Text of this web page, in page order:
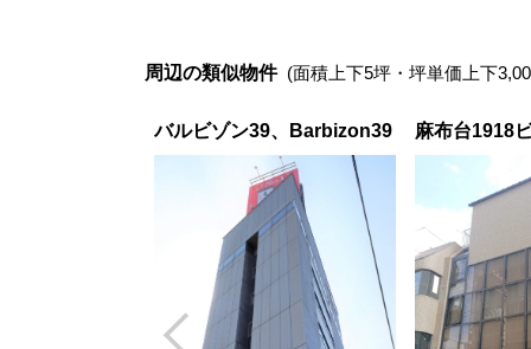
周辺の類似物件 (面積上下5坪・坪単価上下